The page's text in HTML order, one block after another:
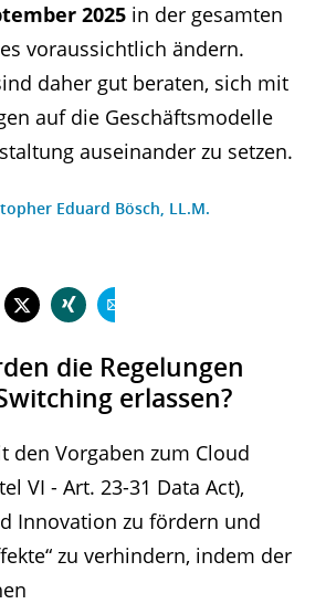
2025 in der gesamten
voraussichtlich ändern.
daher gut beraten, sich mit
auf die Geschäftsmodelle
auseinander zu setzen.
Eduard Bösch, LL.M.
die Regelungen
erlassen?
den Vorgaben zum Cloud
VI - Art. 23-31 Data Act),
Innovation zu fördern und
zu verhindern, indem der